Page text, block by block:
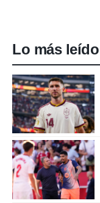
Lo más leído